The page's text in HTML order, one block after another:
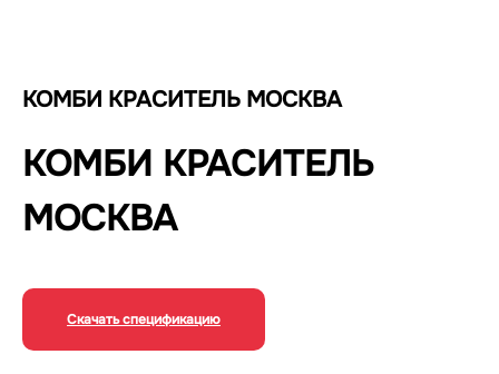
КОМБИ КРАСИТЕЛЬ МОСКВА
КОМБИ КРАСИТЕЛЬ
МОСКВА
Скачать спецификацию